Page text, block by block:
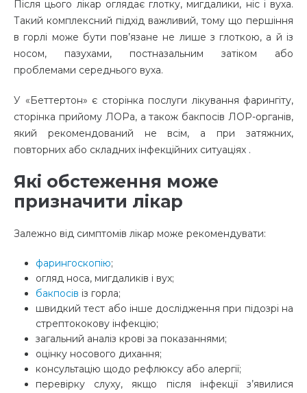
Після цього лікар оглядає глотку, мигдалики, ніс і вуха.
Такий комплексний підхід важливий, тому що першіння
в горлі може бути пов’язане не лише з глоткою, а й із
носом, пазухами, постназальним затіком або
проблемами середнього вуха.
У «Беттертон» є сторінка послуги лікування фарингіту,
сторінка прийому ЛОРа, а також бакпосів ЛОР-органів,
який рекомендований не всім, а при затяжних,
повторних або складних інфекційних ситуаціях .
Які обстеження може
призначити лікар
Залежно від симптомів лікар може рекомендувати:
фарингоскопію;
огляд носа, мигдаликів і вух;
бакпосів із горла;
швидкий тест або інше дослідження при підозрі на
стрептококову інфекцію;
загальний аналіз крові за показаннями;
оцінку носового дихання;
консультацію щодо рефлюксу або алергії;
перевірку слуху, якщо після інфекції з’явилися